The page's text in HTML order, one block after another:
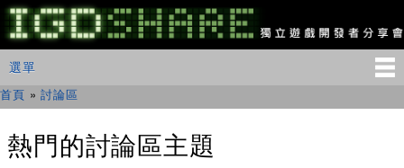
移
至
主
IGDSHARE
獨
遊
發
主選單
選單
您在這裡
首頁 »討論區
熱門的討論區主題